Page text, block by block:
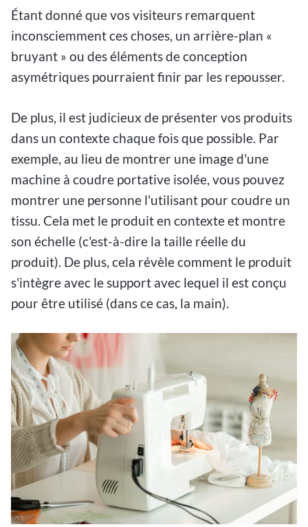
Étant donné que vos visiteurs remarquent
inconsciemment ces choses, un arrière-plan «
bruyant » ou des éléments de conception
asymétriques pourraient finir par les repousser.
De plus, il est judicieux de présenter vos produits
dans un contexte chaque fois que possible. Par
exemple, au lieu de montrer une image d'une
machine à coudre portative isolée, vous pouvez
montrer une personne l'utilisant pour coudre un
tissu. Cela met le produit en contexte et montre
son échelle (c'est-à-dire la taille réelle du
produit). De plus, cela révèle comment le produit
s'intègre avec le support avec lequel il est conçu
pour être utilisé (dans ce cas, la main).